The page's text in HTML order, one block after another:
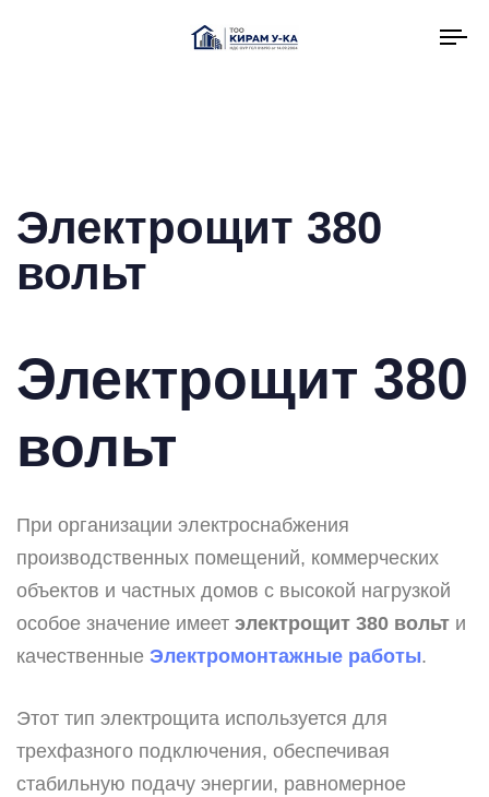
Электрощит 380
вольт
Электрощит 380
вольт
При организации электроснабжения
производственных помещений, коммерческих
объектов и частных домов с высокой нагрузкой
особое значение имеет электрощит 380 вольт и
качественные Электромонтажные работы.
Этот тип электрощита используется для
трехфазного подключения, обеспечивая
стабильную подачу энергии, равномерное